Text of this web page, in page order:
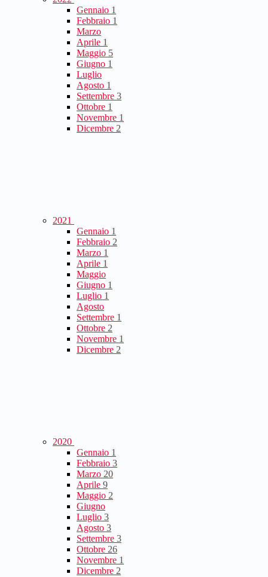
Gennaio 1
Febbraio 1
Marzo
Aprile 1
Maggio 5
Giugno 1
Luglio
Agosto 1
Settembre 3
Ottobre 1
Novembre 1
Dicembre 2
2021
Gennaio 1
Febbraio 2
Marzo 1
Aprile 1
Maggio
Giugno 1
Luglio 1
Agosto
Settembre 1
Ottobre 2
Novembre 1
Dicembre 2
2020
Gennaio 1
Febbraio 3
Marzo 20
Aprile 9
Maggio 2
Giugno
Luglio 3
Agosto 3
Settembre 3
Ottobre 26
Novembre 1
Dicembre 2